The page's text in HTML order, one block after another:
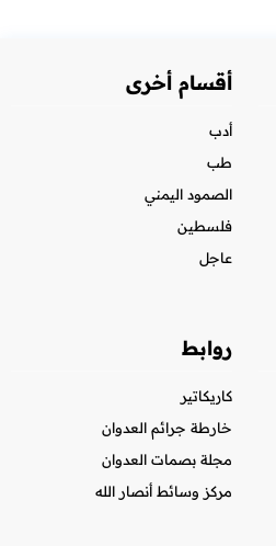
أقسام أخرى
أدب
طب
الصمود اليمني
فلسطين
عاجل
روابط
كاريكاتير
خارطة جرائم العدوان
مجلة بصمات العدوان
مركز وسائط أنصار الله